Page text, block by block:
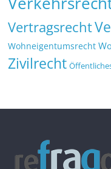
Vertragsrecht
Wohneigentumsrecht
Zivilrecht